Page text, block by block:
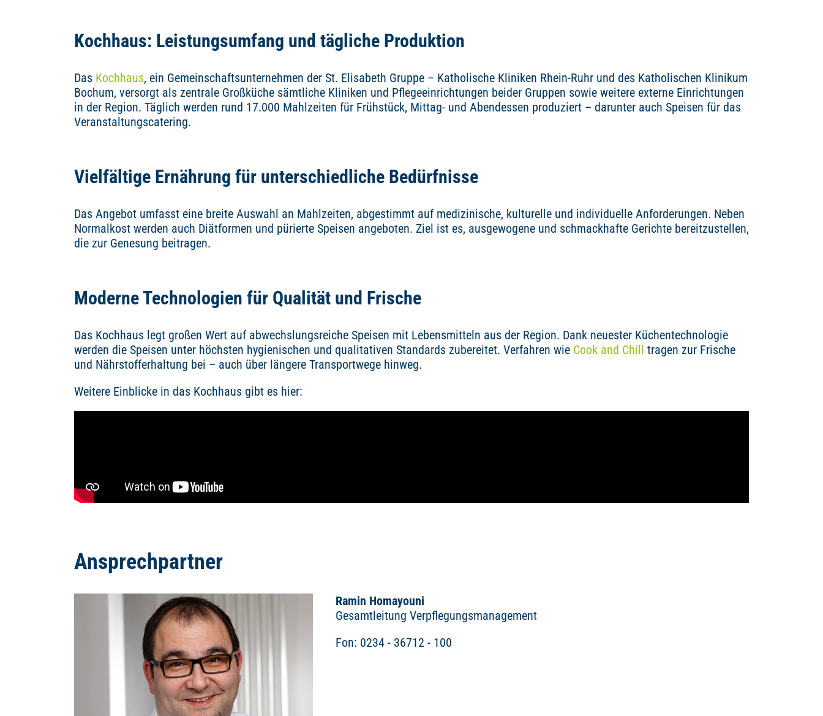
Kochhaus: Leistungsumfang und tägliche Produktion
Das Kochhaus, ein Gemeinschaftsunternehmen der St. Elisabeth Gruppe – Katholische Kliniken Rhein-Ruhr und des Katholischen Klinikum
Bochum, versorgt als zentrale Großküche sämtliche Kliniken und Pflegeeinrichtungen beider Gruppen sowie weitere externe Einrichtungen
in der Region. Täglich werden rund 17.000 Mahlzeiten für Frühstück, Mittag- und Abendessen produziert – darunter auch Speisen für das
Veranstaltungscatering.
Vielfältige Ernährung für unterschiedliche Bedürfnisse
Das Angebot umfasst eine breite Auswahl an Mahlzeiten, abgestimmt auf medizinische, kulturelle und individuelle Anforderungen. Neben
Normalkost werden auch Diätformen und pürierte Speisen angeboten. Ziel ist es, ausgewogene und schmackhafte Gerichte bereitzustellen,
die zur Genesung beitragen.
Moderne Technologien für Qualität und Frische
Das Kochhaus legt großen Wert auf abwechslungsreiche Speisen mit Lebensmitteln aus der Region. Dank neuester Küchentechnologie
werden die Speisen unter höchsten hygienischen und qualitativen Standards zubereitet. Verfahren wie Cook and Chill tragen zur Frische
und Nährstofferhaltung bei – auch über längere Transportwege hinweg.
Weitere Einblicke in das Kochhaus gibt es hier:
Ansprechpartner
Ramin Homayouni
Gesamtleitung Verpflegungsmanagement
Fon: 0234 - 36712 - 100